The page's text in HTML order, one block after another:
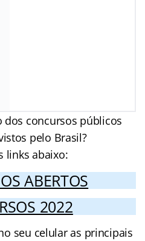
concursos públicos
pelo Brasil?
links abaixo:
ABERTOS
2022
seu celular as principais